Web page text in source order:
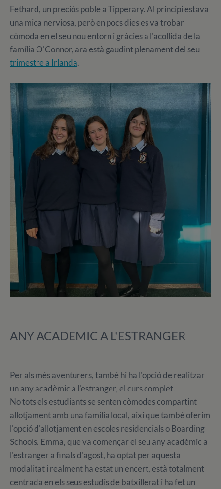
Fethard, un preciós poble a Tipperary. Al principi estava
una mica nerviosa, però en pocs dies es va trobar
còmoda en el seu nou entorn i gràcies a l'acollida de la
família O'Connor, ara està gaudint plenament del seu
trimestre a Irlanda.
ANY ACADEMIC A L'ESTRANGER
Per als més aventurers, també hi ha l'opció de realitzar
un any acadèmic a l'estranger, el curs complet.
No tots els estudiants se senten còmodes compartint
allotjament amb una família local, així que també oferim
l'opció d'allotjament en escoles residencials o Boarding
Schools. Emma, que va començar el seu any acadèmic a
l'estranger a finals d'agost, ha optat per aquesta
modalitat i realment ha estat un encert, està totalment
centrada en els seus estudis de batxillerat i ha fet un